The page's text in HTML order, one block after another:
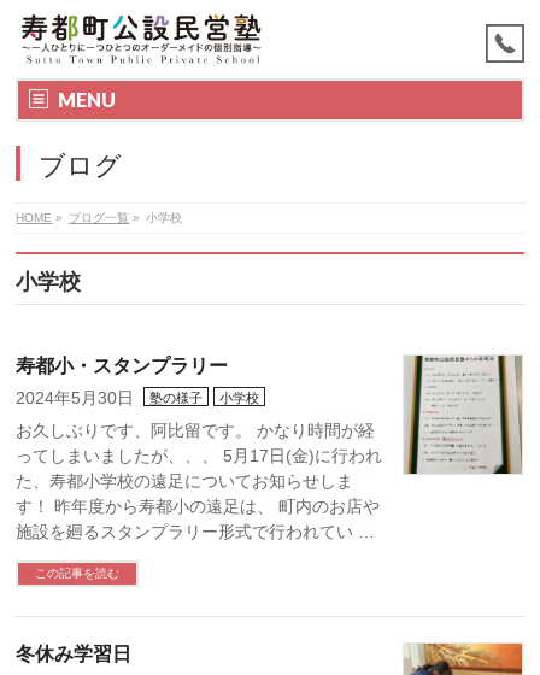
MENU
ブログ
HOME » ブログ一覧 » 小学校
小学校
寿都小・スタンプラリー
2024年5月30日 塾の様子 小学校
お久しぶりです、阿比留です。 かなり時間が経
ってしまいましたが、、、 5月17日(金)に行われ
た、寿都小学校の遠足についてお知らせしま
す！ 昨年度から寿都小の遠足は、 町内のお店や
施設を廻るスタンプラリー形式で行われてい …
この記事を読む
冬休み学習日